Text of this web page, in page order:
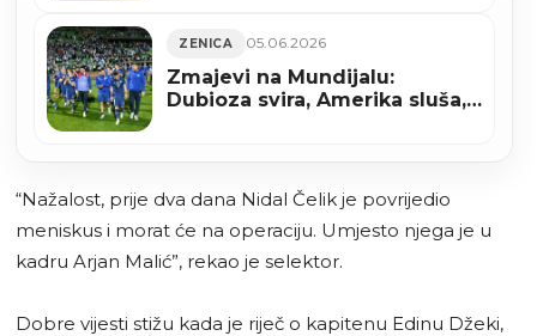
ZENICA 05.06.2026
Zmajevi na Mundijalu:
Dubioza svira, Amerika sluša,
“Nažalost, prije dva dana Nidal Čelik je povrijedio
meniskus i morat će na operaciju. Umjesto njega je u
kadru Arjan Malić”, rekao je selektor.
Dobre vijesti stižu kada je riječ o kapitenu Edinu Džeki,